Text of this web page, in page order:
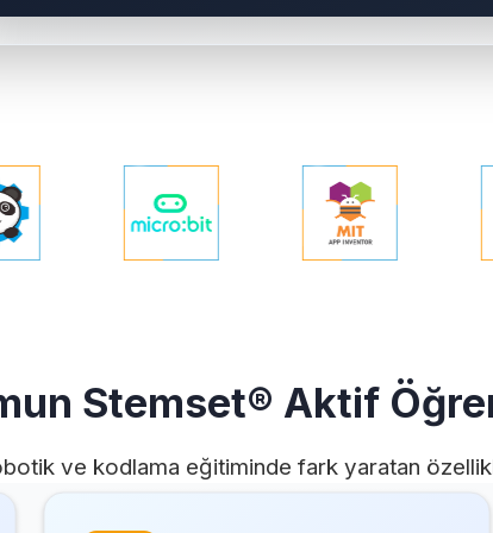
Stemset® Aktif
ve kodlama eğitiminde fark yaratan
Taksit Seçenekleri